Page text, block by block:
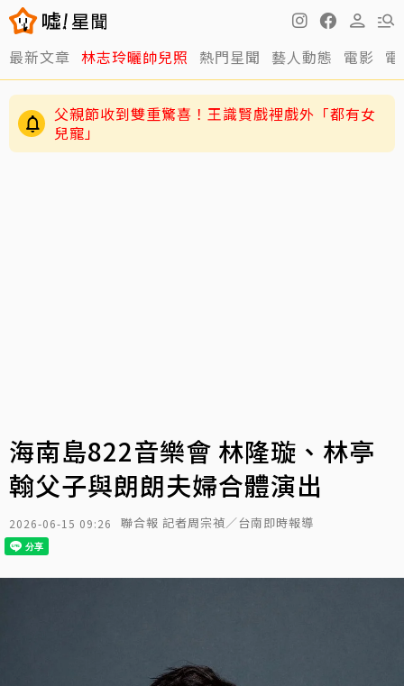
最新文章 林志玲曬帥兒照 熱門星聞 藝人動態 電影
父親節收到雙重驚喜！王識賢戲裡戲外「都有女
兒寵」
海南島822音樂會 林隆璇、林亭
翰父子與朗朗夫婦合體演出
2026-06-15 09:26 聯合報 記者周宗禎／台南即時報導